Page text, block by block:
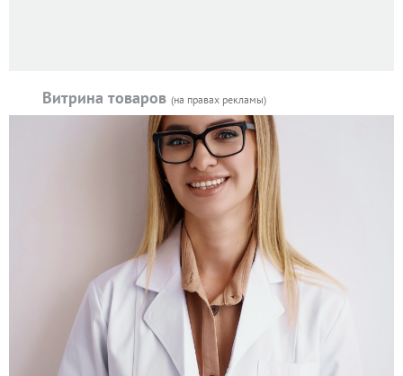
Витрина товаров (на правах рекламы)